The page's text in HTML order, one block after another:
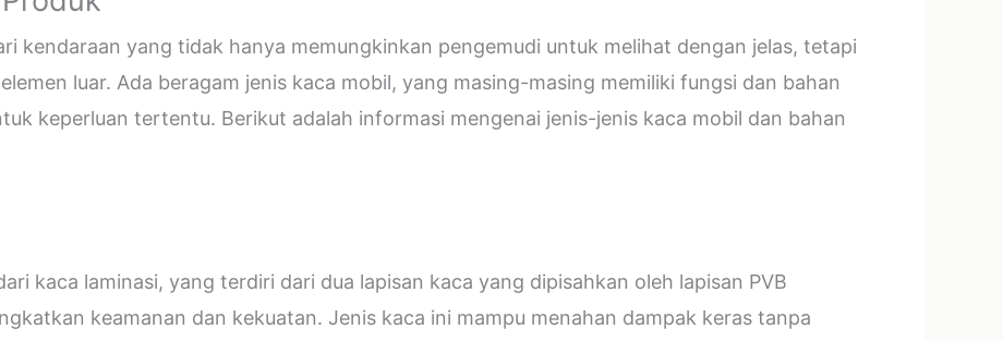
kendaraan yang tidak hanya memungkinkan pengemudi untuk melihat dengan jelas, tetapi
luar. Ada beragam jenis kaca mobil, yang masing-masing memiliki fungsi dan bahan
keperluan tertentu. Berikut adalah informasi mengenai jenis-jenis kaca mobil dan bahan
kaca laminasi, yang terdiri dari dua lapisan kaca yang dipisahkan oleh lapisan PVB
keamanan dan kekuatan. Jenis kaca ini mampu menahan dampak keras tanpa